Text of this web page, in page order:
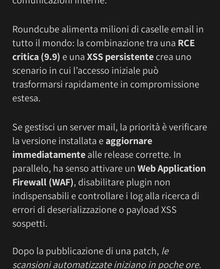
Roundcube alimenta milioni di caselle email in
tutto il mondo: la combinazione tra una RCE
critica (9.9) e unaXSS persistentecrea uno
scenario in cui l’accesso iniziale può
trasformarsi rapidamente in compromissione
estesa.
Se gestisci un server mail, la priorità è verificare
la versione installata e aggiornare
immediatamentealle release corrette. In
parallelo, ha senso attivare unWeb Application
Firewall (WAF), disabilitare plugin non
indispensabili e controllare i log alla ricerca di
errori di deserializzazione o payload XSS
sospetti.
Dopo la pubblicazione di una patch, le
scansioni automatizzate iniziano in poche ore.